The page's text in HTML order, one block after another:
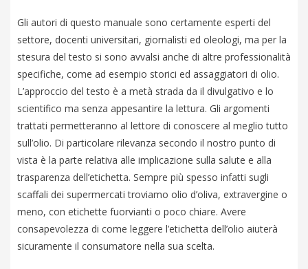
Gli autori di questo manuale sono certamente esperti del
settore, docenti universitari, giornalisti ed oleologi, ma per la
stesura del testo si sono avvalsi anche di altre professionalità
specifiche, come ad esempio storici ed assaggiatori di olio.
L’approccio del testo è a metà strada da il divulgativo e lo
scientifico ma senza appesantire la lettura. Gli argomenti
trattati permetteranno al lettore di conoscere al meglio tutto
sull’olio. Di particolare rilevanza secondo il nostro punto di
vista è la parte relativa alle implicazione sulla salute e alla
trasparenza dell’etichetta. Sempre più spesso infatti sugli
scaffali dei supermercati troviamo olio d’oliva, extravergine o
meno, con etichette fuorvianti o poco chiare. Avere
consapevolezza di come leggere l’etichetta dell’olio aiuterà
sicuramente il consumatore nella sua scelta.